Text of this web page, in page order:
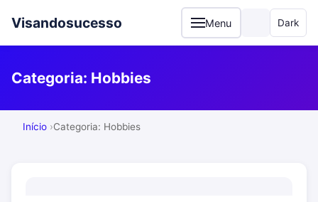
Visandosucesso Menu Dark
Categoria: Hobbies
Início Categoria: Hobbies